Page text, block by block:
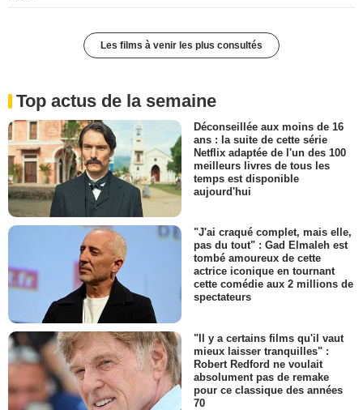
Les films à venir les plus consultés
Top actus de la semaine
Déconseillée aux moins de 16
ans : la suite de cette série
Netflix adaptée de l'un des 100
meilleurs livres de tous les
temps est disponible
aujourd'hui
"J'ai craqué complet, mais elle,
pas du tout" : Gad Elmaleh est
tombé amoureux de cette
actrice iconique en tournant
cette comédie aux 2 millions de
spectateurs
"Il y a certains films qu'il vaut
mieux laisser tranquilles" :
Robert Redford ne voulait
absolument pas de remake
pour ce classique des années
70